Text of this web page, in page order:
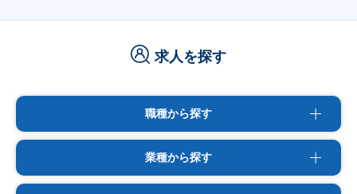
求人を探す
職種から探す
業種から探す